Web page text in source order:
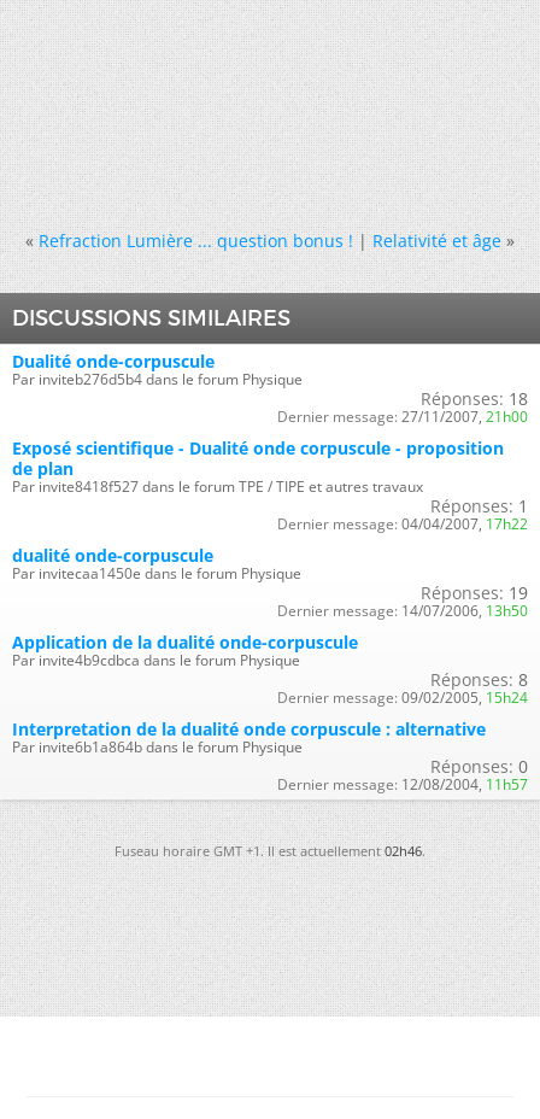
« Refraction Lumière ... question bonus !|Relativité et âge »
DISCUSSIONS SIMILAIRES
Dualité onde-corpuscule
Par inviteb276d5b4 dans le forum Physique
Réponses: 18
Dernier message: 27/11/2007, 21h00
Exposé scientifique - Dualité onde corpuscule - proposition
de plan
Par invite8418f527 dans le forum TPE / TIPE et autres travaux
Réponses: 1
Dernier message: 04/04/2007, 17h22
dualité onde-corpuscule
Par invitecaa1450e dans le forum Physique
Réponses: 19
Dernier message: 14/07/2006, 13h50
Application de la dualité onde-corpuscule
Par invite4b9cdbca dans le forum Physique
Réponses: 8
Dernier message: 09/02/2005, 15h24
Interpretation de la dualité onde corpuscule : alternative
Par invite6b1a864b dans le forum Physique
Réponses: 0
Dernier message: 12/08/2004, 11h57
Fuseau horaire GMT +1. Il est actuellement02h46.